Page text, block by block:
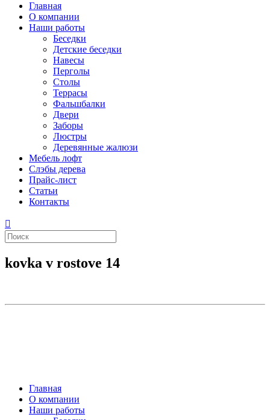
Главная
О компании
Наши работы
Беседки
Детские беседки
Навесы
Перголы
Столы
Террасы
Фальшбалки
Двери
Заборы
Люстры
Деревянные жалюзи
Мебель лофт
Слэбы дерева
Прайс-лист
Статьи
Контакты
kovka v rostove 14
Главная
О компании
Наши работы